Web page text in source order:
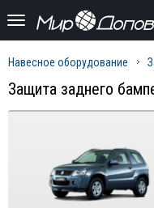
Навесное оборудование
Защита заднего